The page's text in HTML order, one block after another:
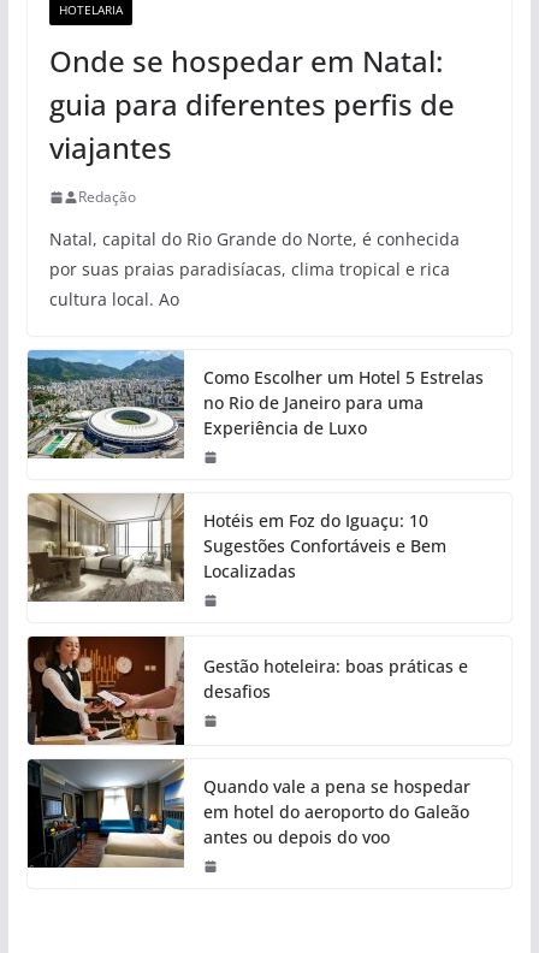
HOTELARIA
Onde se hospedar em Natal:
guia para diferentes perfis de
viajantes
Redação
Natal, capital do Rio Grande do Norte, é conhecida
por suas praias paradisíacas, clima tropical e rica
cultura local. Ao
Como Escolher um Hotel 5 Estrelas
no Rio de Janeiro para uma
Experiência de Luxo
Hotéis em Foz do Iguaçu: 10
Sugestões Confortáveis e Bem
Localizadas
Gestão hoteleira: boas práticas e
desafios
Quando vale a pena se hospedar
em hotel do aeroporto do Galeão
antes ou depois do voo